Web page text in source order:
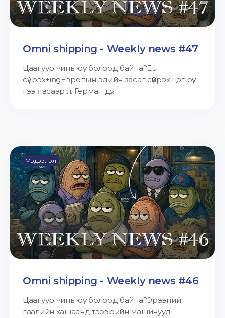
Omni shipping - Weekly news #47
Цаагуур чинь юу болоод байна?Eu
сүйрэх+ingЕвропын эдийн засаг сүйрэх цэг рүү
гээ явсаар л. Герман дү...
Мэдээлэл
Omni shipping - Weekly news #46
Цаагуур чинь юу болоод байна?Эрээний
гаалийн хашаанд тээврийн машинууд